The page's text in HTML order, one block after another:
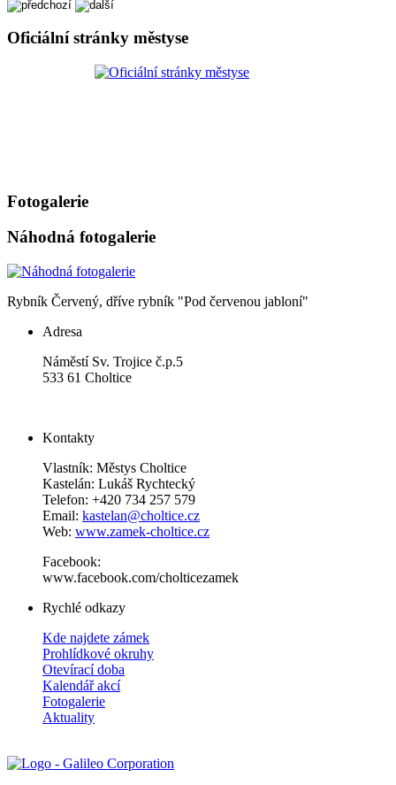
Oficiální stránky městyse
Fotogalerie
Náhodná fotogalerie
Rybník Červený, dříve rybník "Pod červenou jabloní"
Adresa
Náměstí Sv. Trojice č.p.5
533 61 Choltice
Kontakty
Vlastník: Městys Choltice
Kastelán: Lukáš Rychtecký
Telefon: +420 734 257 579
Email: kastelan@choltice.cz
Web: www.zamek-choltice.cz
Facebook:
www.facebook.com/cholticezamek
Rychlé odkazy
Kde najdete zámek
Prohlídkové okruhy
Otevírací doba
Kalendář akcí
Fotogalerie
Aktuality